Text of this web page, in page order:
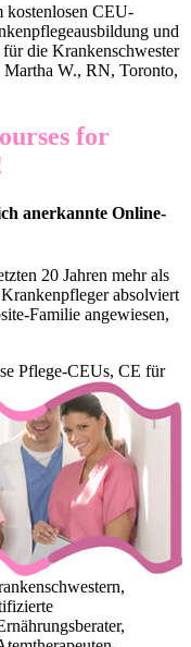
kostenlosen CEU-
und
die Krankenschwester
W., RN, Toronto,
for
anerkannte Online-
20 Jahren mehr als
absolviert
Familie angewiesen,
Pflege-CEUs, CE für